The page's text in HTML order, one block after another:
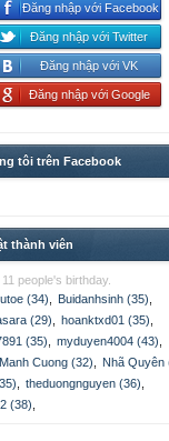
Đăng nhập với Facebook
Đăng nhập với Twitter
Đăng nhập với VK
Đăng nhập với Google
tôi trên Facebook
thành viên
people's birthday.
(34)
Buidanhsinh (35)
(29)
hoanktxd01 (35)
(35)
myduyen4004 (43)
Cuong (32)
Nhã Quyên
theduongnguyen (36)
(38)